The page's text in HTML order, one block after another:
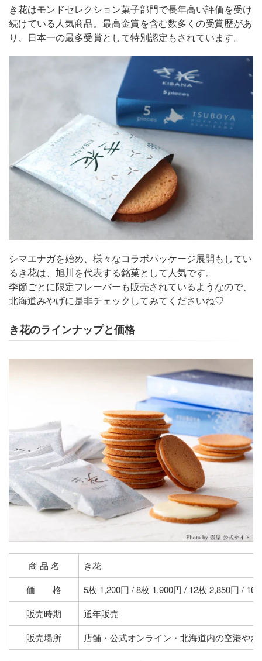
き花はモンドセレクション菓子部門で長年高い評価を受け
続けている人気商品。最高金賞を含む数多くの受賞歴があ
り、日本一の最多受賞として特別認定もされています。
シマエナガを始め、様々なコラボパッケージ展開もしてい
るき花は、旭川を代表する銘菓として人気です。
季節ごとに限定フレーバーも販売されているようなので、
北海道みやげに是非チェックしてみてくださいね♡
き花のラインナップと価格
商 品 名
き花
価 格
5枚 1,200円 / 8枚 1,900円 / 12枚 2,850円 / 16
販売時期
通年販売
販売場所
店舗・公式オンライン・北海道内の空港や